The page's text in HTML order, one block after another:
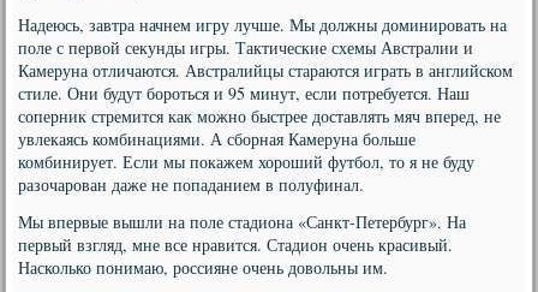
Надеюсь, завтра начнем игру лучше. Мы должны доминировать на
поле с первой секунды игры. Тактические схемы Австралии и
Камеруна отличаются. Австралийцы стараются играть в английском
стиле. Они будут бороться и 95 минут, если потребуется. Наш
соперник стремится как можно быстрее доставлять мяч вперед, не
увлекаясь комбинациями. А сборная Камеруна больше
комбинирует. Если мы покажем хороший футбол, то я не буду
разочарован даже не попаданием в полуфинал.
Мы впервые вышли на поле стадиона «Санкт-Петербург». На
первый взгляд, мне все нравится. Стадион очень красивый.
Насколько понимаю, россияне очень довольны им.